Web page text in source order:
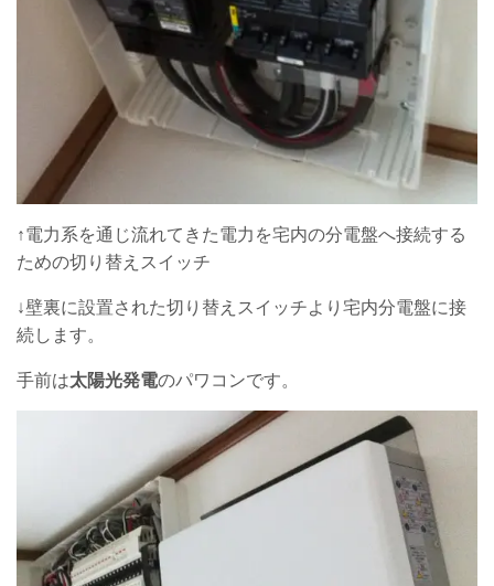
↑電力系を通じ流れてきた電力を宅内の分電盤へ接続する
ための切り替えスイッチ
↓壁裏に設置された切り替えスイッチより宅内分電盤に接
続します。
手前は太陽光発電のパワコンです。